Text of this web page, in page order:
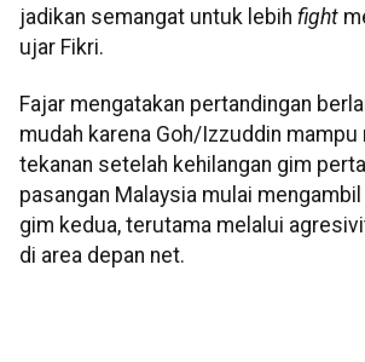
jadikan semangat untuk lebih fight
ujar Fikri.
Fajar mengatakan pertandingan
mudah karena Goh/Izzuddin mampu
tekanan setelah kehilangan gim
pasangan Malaysia mulai
gim kedua, terutama melalui
di area depan net.